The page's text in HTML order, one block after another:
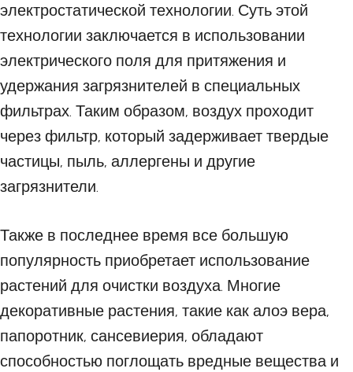
электростатической технологии. Суть этой
технологии заключается в использовании
электрического поля для притяжения и
удержания загрязнителей в специальных
фильтрах. Таким образом, воздух проходит
через фильтр, который задерживает твердые
частицы, пыль, аллергены и другие
загрязнители.
Также в последнее время все большую
популярность приобретает использование
растений для очистки воздуха. Многие
декоративные растения, такие как алоэ вера,
папоротник, сансевиерия, обладают
способностью поглощать вредные вещества и